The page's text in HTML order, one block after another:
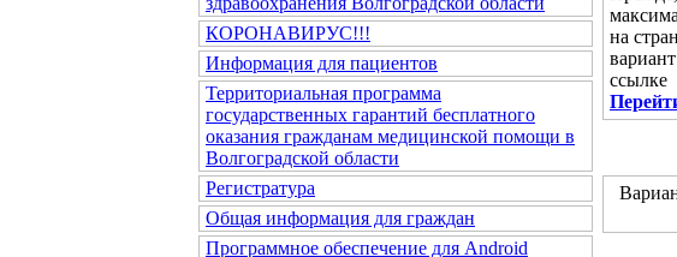
КОРОНАВИРУС!!!
Информация для пациентов
Территориальная программа
государственных гарантий бесплатного
оказания гражданам медицинской помощи в
Волгоградской области
Регистратура
Общая информация для граждан
Программное обеспечение для Android
на
ссылке